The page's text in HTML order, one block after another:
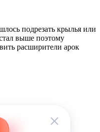
подрезать крылья или
выше поэтому
расширители арок